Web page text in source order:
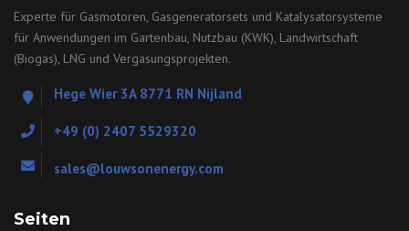
Experte für Gasmotoren, Gasgeneratorsets und Katalysatorsysteme
für Anwendungen im Gartenbau, Nutzbau (KWK), Landwirtschaft
(Biogas), LNG und Vergasungsprojekten.
Hege Wier 3A 8771 RN Nijland
+49 (0) 2407 5529320
sales@louwsonenergy.com
Seiten